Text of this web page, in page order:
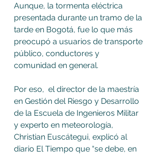
Aunque, la tormenta eléctrica
presentada durante un tramo de la
tarde en Bogotá, fue lo que más
preocupó a usuarios de transporte
público, conductores y
comunidad en general.
Por eso,  el director de la maestría
en Gestión del Riesgo y Desarrollo
de la Escuela de Ingenieros Militar
y experto en meteorología,
Christian Euscátegui, explicó al
diario El Tiempo que “se debe, en